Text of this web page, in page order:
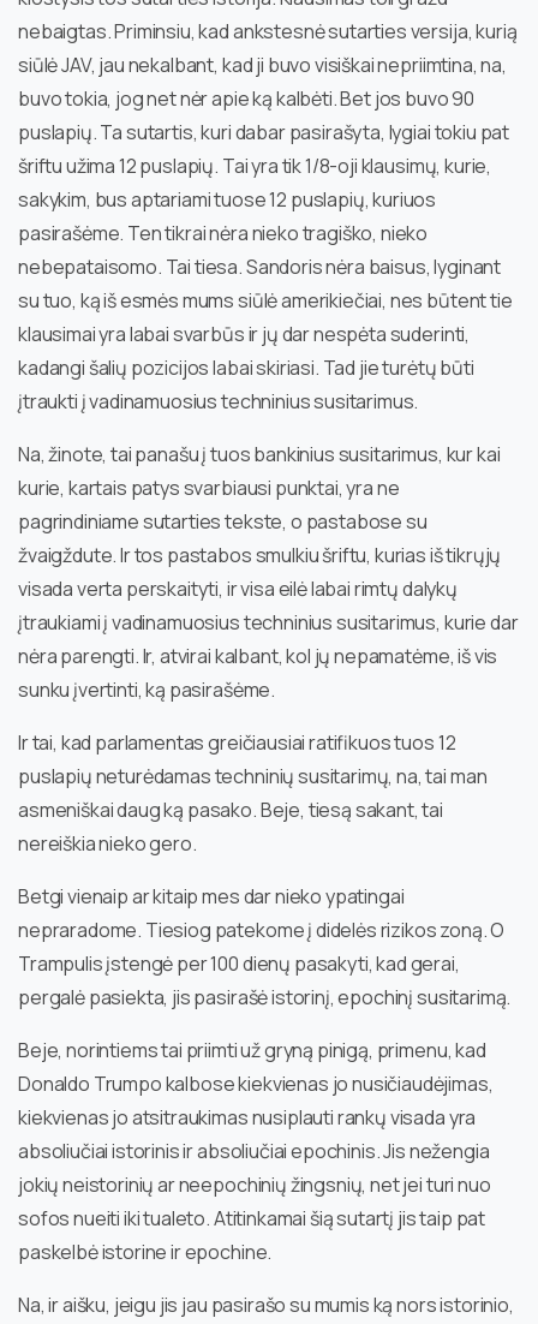
nebaigtas. Priminsiu, kad ankstesnė sutarties versija, kurią
siūlė JAV, jau nekalbant, kad ji buvo visiškai nepriimtina, na,
buvo tokia, jog net nėr apie ką kalbėti. Bet jos buvo 90
puslapių. Ta sutartis, kuri dabar pasirašyta, lygiai tokiu pat
šriftu užima 12 puslapių. Tai yra tik 1/8-oji klausimų, kurie,
sakykim, bus aptariami tuose 12 puslapių, kuriuos
pasirašėme. Ten tikrai nėra nieko tragiško, nieko
nebepataisomo. Tai tiesa. Sandoris nėra baisus, lyginant
su tuo, ką iš esmės mums siūlė amerikiečiai, nes būtent tie
klausimai yra labai svarbūs ir jų dar nespėta suderinti,
kadangi šalių pozicijos labai skiriasi. Tad jie turėtų būti
įtraukti į vadinamuosius techninius susitarimus.
Na, žinote, tai panašu į tuos bankinius susitarimus, kur kai
kurie, kartais patys svarbiausi punktai, yra ne
pagrindiniame sutarties tekste, o pastabose su
žvaigždute. Ir tos pastabos smulkiu šriftu, kurias iš tikrųjų
visada verta perskaityti, ir visa eilė labai rimtų dalykų
įtraukiami į vadinamuosius techninius susitarimus, kurie dar
nėra parengti. Ir, atvirai kalbant, kol jų nepamatėme, iš vis
sunku įvertinti, ką pasirašėme.
Ir tai, kad parlamentas greičiausiai ratifikuos tuos 12
puslapių neturėdamas techninių susitarimų, na, tai man
asmeniškai daug ką pasako. Beje, tiesą sakant, tai
nereiškia nieko gero.
Betgi vienaip ar kitaip mes dar nieko ypatingai
nepraradome. Tiesiog patekome į didelės rizikos zoną. O
Trampulis įstengė per 100 dienų pasakyti, kad gerai,
pergalė pasiekta, jis pasirašė istorinį, epochinį susitarimą.
Beje, norintiems tai priimti už gryną pinigą, primenu, kad
Donaldo Trumpo kalbose kiekvienas jo nusičiaudėjimas,
kiekvienas jo atsitraukimas nusiplauti rankų visada yra
absoliučiai istorinis ir absoliučiai epochinis. Jis nežengia
jokių neistorinių ar neepochinių žingsnių, net jei turi nuo
sofos nueiti iki tualeto. Atitinkamai šią sutartį jis taip pat
paskelbė istorine ir epochine.
Na, ir aišku, jeigu jis jau pasirašo su mumis ką nors istorinio,